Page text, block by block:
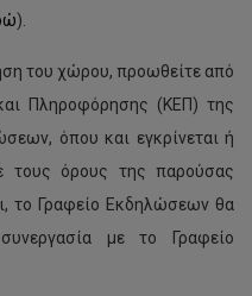
).
του χώρου, προωθείτε από
Πληροφόρησης (ΚΕΠ) της
όπου και εγκρίνεται ή
τους όρους της παρούσας
το Γραφείο Εκδηλώσεων θα
με το Γραφείο